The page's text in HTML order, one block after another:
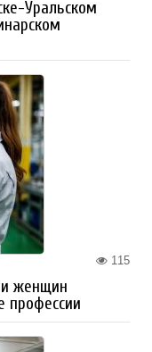
Уральском
115
женщин
профессии